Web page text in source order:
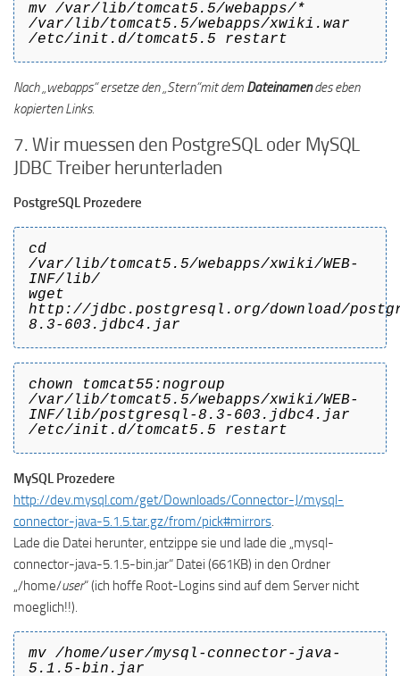
mv /var/lib/tomcat5.5/webapps/*
/var/lib/tomcat5.5/webapps/xwiki.war
/etc/init.d/tomcat5.5 restart
Nach „webapps“ ersetze den „Stern“mit dem Dateinamendes eben
kopierten Links.
7. Wir muessen den PostgreSQL oder MySQL
JDBC Treiber herunterladen
PostgreSQL Prozedere
cd
/var/lib/tomcat5.5/webapps/xwiki/WEB-
INF/lib/
wget
http://jdbc.postgresql.org/download/
8.3-603.jdbc4.jar
chown tomcat55:nogroup
/var/lib/tomcat5.5/webapps/xwiki/WEB-
INF/lib/postgresql-8.3-603.jdbc4.jar
/etc/init.d/tomcat5.5 restart
MySQL Prozedere
http://dev.mysql.com/get/Downloads/Connector-J/mysql-
connector-java-5.1.5.tar.gz/from/pick#mirrors.
Lade die Datei herunter, entzippe sie und lade die „mysql-
connector-java-5.1.5-bin.jar“ Datei (661KB) in den Ordner
„/home/user“ (ich hoffe Root-Logins sind auf dem Server nicht
moeglich!!).
mv /home/user/mysql-connector-java-
5.1.5-bin.jar